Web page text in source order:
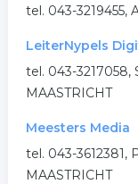
tel. 043-3219455,
LeiterNypels
tel. 043-3217058,
MAASTRICHT
Meesters Media
tel. 043-3612381,
MAASTRICHT